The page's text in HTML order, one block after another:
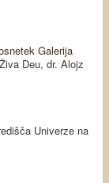
Galerija
Deu, dr. Alojz
Univerze na